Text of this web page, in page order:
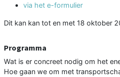
via het e-formulier
Dit kan kan tot en met 18 oktober
Programma
Wat is er concreet nodig om het
Hoe gaan we om met